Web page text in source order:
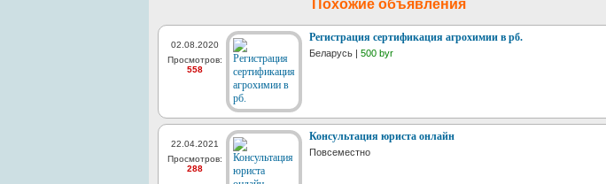
Похожие объявления
02.08.2020
Просмотров:
558
Регистрация сертификация агрохимии в рб.
Беларусь | 500 byr
22.04.2021
Просмотров:
288
Консультация юриста онлайн
Повсеместно